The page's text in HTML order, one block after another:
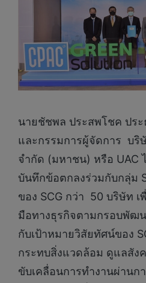
นายชัชพล ประสพโชค ประ
และกรรมการผู้จัดการ บริ
จำกัด (มหาชน) หรือ UAC
บันทึกข้อตกลงร่วมกับกลุ่ม
ของ SCG กว่า 50 บริษัท เ
มือทางธุรกิจตามกรอบพัฒ
กับเป้าหมายวิสัยทัศน์ของ
กระทบสิ่งแวดล้อม ดูแลสัง
ขับเคลื่อนการทำงานผ่านก